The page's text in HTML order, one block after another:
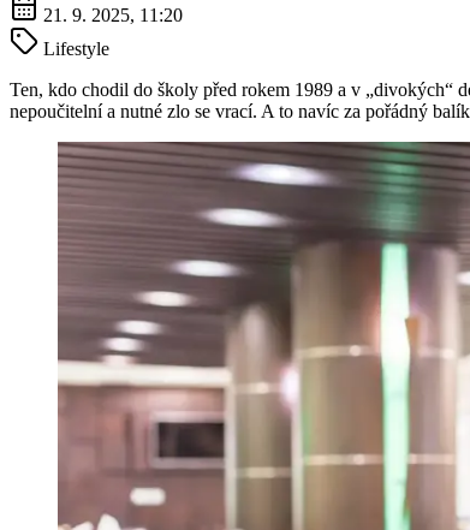
21. 9. 2025, 11:20
Lifestyle
Ten, kdo chodil do školy před rokem 1989 a v „divokých“
nepoučitelní a nutné zlo se vrací. A to navíc za pořádný